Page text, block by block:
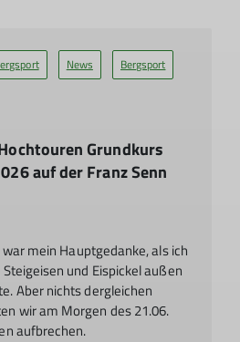
Abendessens Zeit durch eine
mussten...
News Bergsport
Grundkurs
auf der Franz Senn
mein Hauptgedanke, als ich
und Eispickel außen
Aber nichts dergleichen
wir am Morgen des 21.06.
aufbrechen.